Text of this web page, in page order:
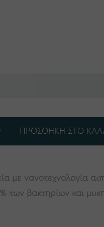
με νανοτεχνολογία
των βακτηρίων και